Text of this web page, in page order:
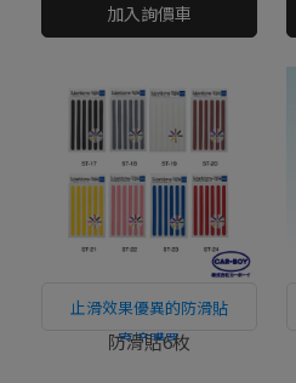
加入詢價車
止滑效果優異的防滑貼
直接購買
防滑貼6枚